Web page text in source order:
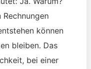
können
bleiben. Das
bei einer